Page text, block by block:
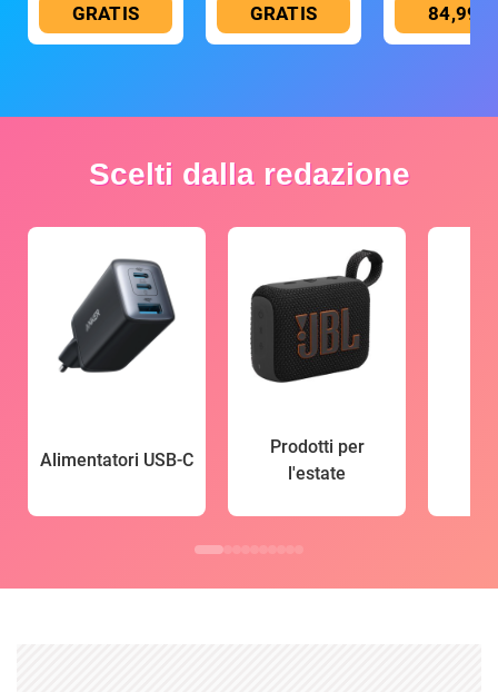
GRATIS GRATIS 84,99 €
Scelti dalla redazione
Alimentatori USB-C
Prodotti per
l'estate